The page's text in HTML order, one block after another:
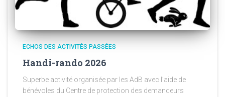
ECHOS DES ACTIVITÉS PASSÉES
Handi-rando 2026
Superbe activité organisée par les AdB avec l’aide de
bénévoles du Centre de protection des demandeurs